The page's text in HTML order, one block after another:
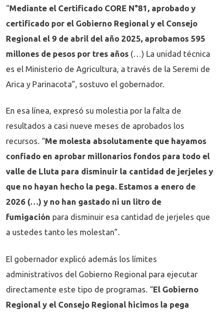
“Mediante el Certificado CORE N°81, aprobado y
certificado por el Gobierno Regional y el Consejo
Regional el 9 de abril del año 2025, aprobamos 595
millones de pesos por tres años (…) La unidad técnica
es el Ministerio de Agricultura, a través de la Seremi de
Arica y Parinacota”, sostuvo el gobernador.
En esa línea, expresó su molestia por la falta de
resultados a casi nueve meses de aprobados los
recursos. “Me molesta absolutamente que hayamos
confiado en aprobar millonarios fondos para todo el
valle de Lluta para disminuir la cantidad de jerjeles y
que no hayan hecho la pega. Estamos a enero de
2026 (…) y no han gastado ni un litro de
fumigación para disminuir esa cantidad de jerjeles que
a ustedes tanto les molestan”.
El gobernador explicó además los límites
administrativos del Gobierno Regional para ejecutar
directamente este tipo de programas. “El Gobierno
Regional y el Consejo Regional hicimos la pega